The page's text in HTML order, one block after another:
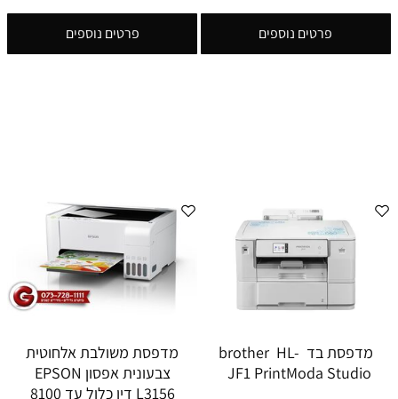
פרטים נוספים פרטים נוספים
מדפסת בד brother HL-
JF1 PrintModa Studio
מדפסת משולבת אלחוטית
צבעונית אפסון EPSON
L3156 דיו כלול עד 8100